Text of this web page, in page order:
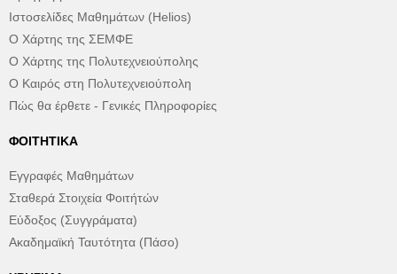
Ιστοσελίδες Μαθημάτων (Helios)
Ο Χάρτης της ΣΕΜΦΕ
Ο Χάρτης της Πολυτεχνειούπολης
Ο Καιρός στη Πολυτεχνειούπολη
Πώς θα έρθετε - Γενικές Πληροφορίες
ΦΟΙΤΗΤΙΚΆ
Εγγραφές Μαθημάτων
Σταθερά Στοιχεία Φοιτήτών
Εύδοξος (Συγγράματα)
Ακαδημαϊκή Ταυτότητα (Πάσο)